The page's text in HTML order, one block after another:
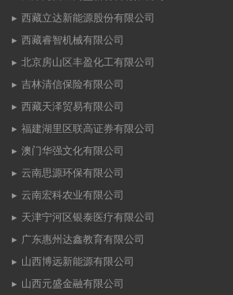
西藏立达新能源股份有限公司
西藏睿智机械有限公司
北京房山区丰盈化工有限公司
吉林清信保险有限公司
西藏天泽贸易有限公司
福建湖里区联高证券有限公司
澳门华强文化有限公司
云南思源环保有限公司
云南宏科农业有限公司
天津宁河区银泰医疗有限公司
广东惠州达鑫教育有限公司
山西博远新能源有限公司
山西元盛金融有限公司